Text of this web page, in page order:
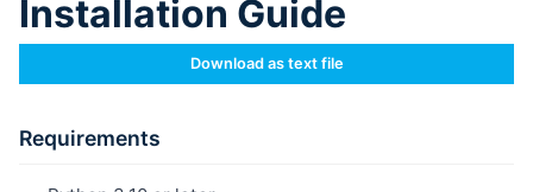
Installation Guide
Download as text file
Requirements